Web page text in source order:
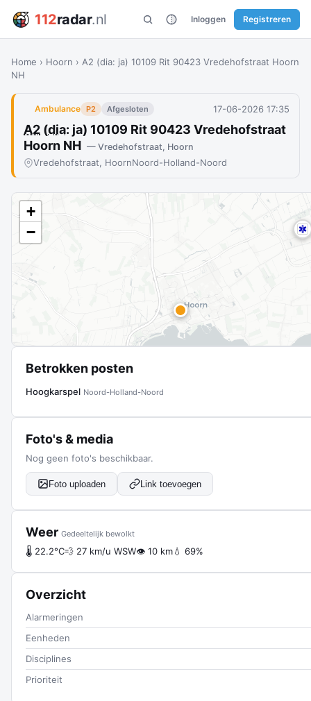
112radar.nl Inloggen Registreren
Home › Hoorn › A2 (dia: ja) 10109 Rit 90423 Vredehofstraat Hoorn
NH
Ambulance P2 Afgesloten 17-06-2026 17:35
A2 (dia: ja) 10109 Rit 90423 Vredehofstraat
Hoorn NH — Vredehofstraat, Hoorn
Vredehofstraat, HoornNoord-Holland-Noord
+
−
Betrokken posten
Hoogkarspel Noord-Holland-Noord
Foto's & media
Nog geen foto's beschikbaar.
Foto uploaden Link toevoegen
Weer Gedeeltelijk bewolkt
🌡 22.2°C💨 27 km/u WSW👁 10 km💧 69%
Overzicht
Alarmeringen
Eenheden
Disciplines
Prioriteit